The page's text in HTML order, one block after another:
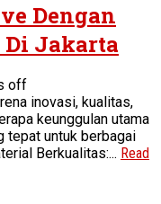
Dengan
Di Jakarta
off
inovasi, kualitas,
keunggulan utama
tepat untuk berbagai
Berkualitas:... Read